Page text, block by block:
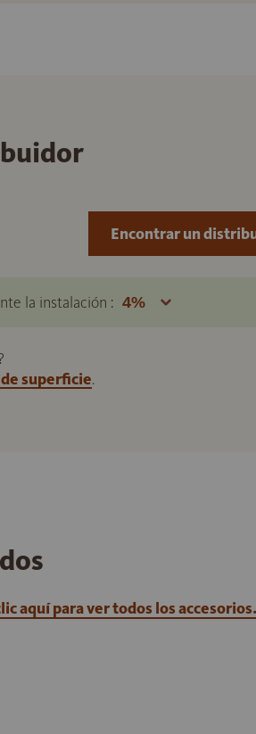
la instalación :
superficie.
Encontrar un
aquí para ver todos los accesorios.